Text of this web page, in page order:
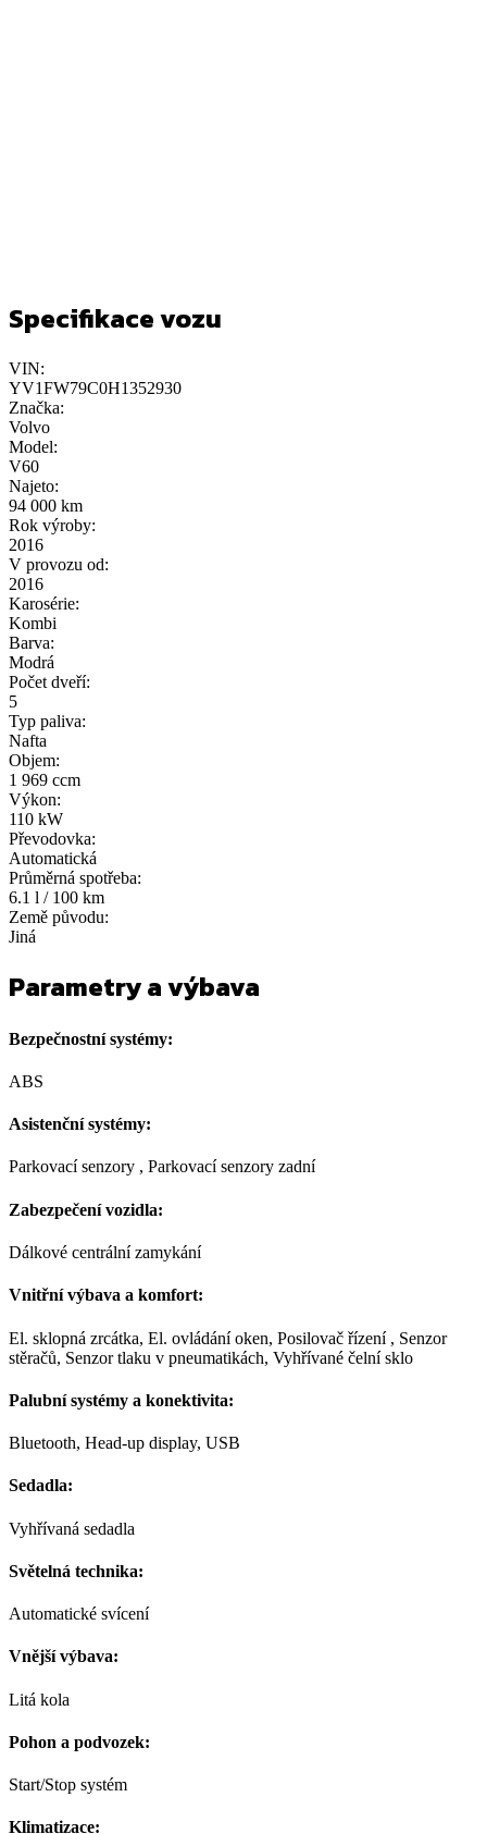
Specifikace vozu
VIN:
YV1FW79C0H1352930
Značka:
Volvo
Model:
V60
Najeto:
94 000 km
Rok výroby:
2016
V provozu od:
2016
Karosérie:
Kombi
Barva:
Modrá
Počet dveří:
5
Typ paliva:
Nafta
Objem:
1 969 ccm
Výkon:
110 kW
Převodovka:
Automatická
Průměrná spotřeba:
6.1 l / 100 km
Země původu:
Jiná
Parametry a výbava
Bezpečnostní systémy:
ABS
Asistenční systémy:
Parkovací senzory , Parkovací senzory zadní
Zabezpečení vozidla:
Dálkové centrální zamykání
Vnitřní výbava a komfort:
El. sklopná zrcátka, El. ovládání oken, Posilovač řízení , Senzor
stěračů, Senzor tlaku v pneumatikách, Vyhřívané čelní sklo
Palubní systémy a konektivita:
Bluetooth, Head-up display, USB
Sedadla:
Vyhřívaná sedadla
Světelná technika:
Automatické svícení
Vnější výbava:
Litá kola
Pohon a podvozek:
Start/Stop systém
Klimatizace: